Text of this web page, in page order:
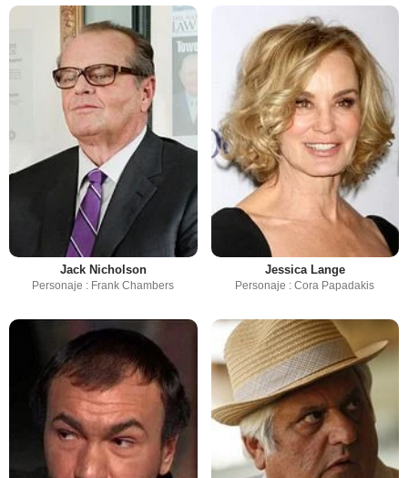
Jack Nicholson
Personaje : Frank Chambers
Jessica Lange
Personaje : Cora Papadakis